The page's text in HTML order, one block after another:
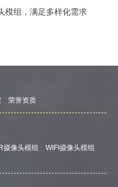
模组，满足多样化需求
荣誉资质
摄像头模组
WIFI摄像头模组